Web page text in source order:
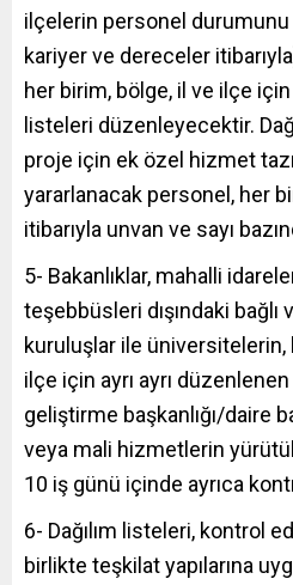
ilçelerin personel durumunu
kariyer ve dereceler
her birim, bölge, il ve ilçe için
listeleri düzenleyecektir.
proje için ek özel hizmet
yararlanacak personel, her
itibarıyla unvan ve sayı
5- Bakanlıklar, mahalli
teşebbüsleri dışındaki bağlı
kuruluşlar ile üniversitelerin,
ilçe için ayrı ayrı
geliştirme başkanlığı/daire
veya mali hizmetlerin
10 iş günü içinde ayrıca
6- Dağılım listeleri, kontrol
birlikte teşkilat yapılarına